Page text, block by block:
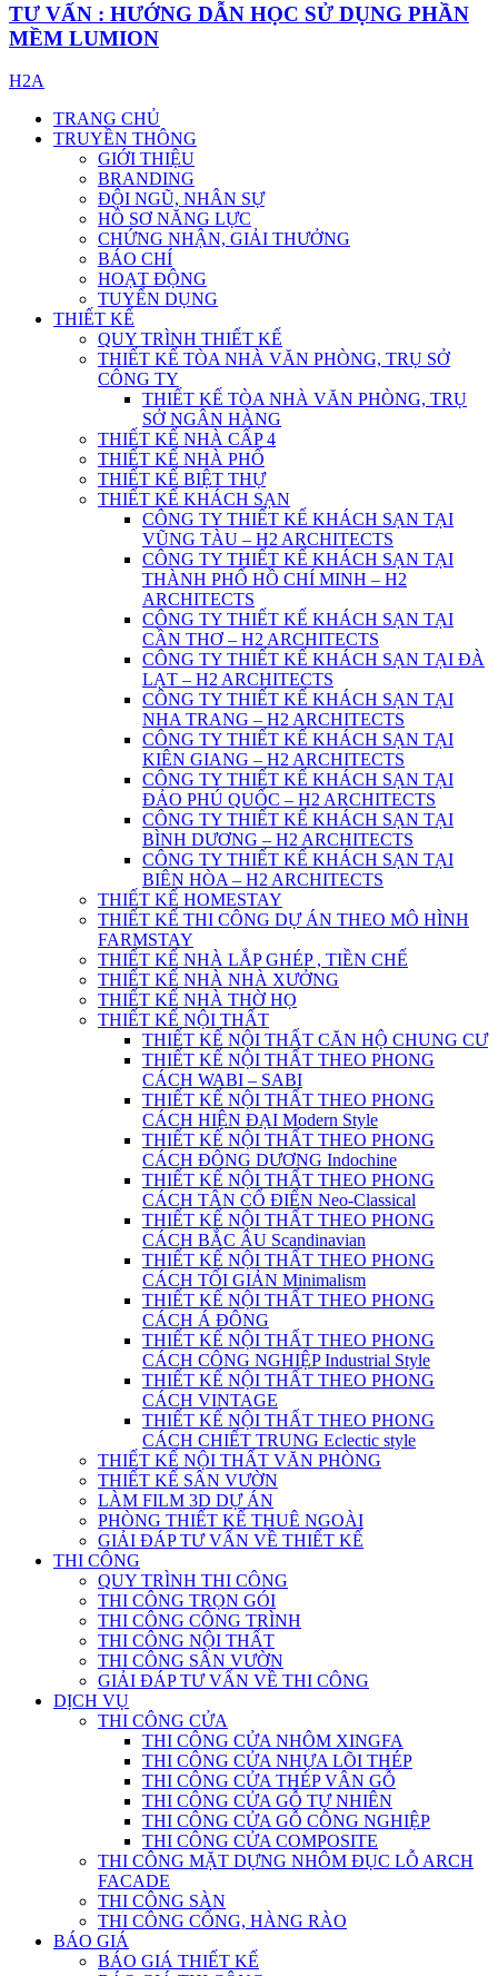
TƯ VẤN : HƯỚNG DẪN HỌC SỬ DỤNG PHẦN
MỀM LUMION
H2A
TRANG CHỦ
TRUYỀN THÔNG
GIỚI THIỆU
BRANDING
ĐỘI NGŨ, NHÂN SỰ
HỒ SƠ NĂNG LỰC
CHỨNG NHẬN, GIẢI THƯỞNG
BÁO CHÍ
HOẠT ĐỘNG
TUYỂN DỤNG
THIẾT KẾ
QUY TRÌNH THIẾT KẾ
THIẾT KẾ TÒA NHÀ VĂN PHÒNG, TRỤ SỞ
CÔNG TY
THIẾT KẾ TÒA NHÀ VĂN PHÒNG, TRỤ
SỞ NGÂN HÀNG
THIẾT KẾ NHÀ CẤP 4
THIẾT KẾ NHÀ PHỐ
THIẾT KẾ BIỆT THỰ
THIẾT KẾ KHÁCH SẠN
CÔNG TY THIẾT KẾ KHÁCH SẠN TẠI
VŨNG TÀU – H2 ARCHITECTS
CÔNG TY THIẾT KẾ KHÁCH SẠN TẠI
THÀNH PHỐ HỒ CHÍ MINH – H2
ARCHITECTS
CÔNG TY THIẾT KẾ KHÁCH SẠN TẠI
CẦN THƠ – H2 ARCHITECTS
CÔNG TY THIẾT KẾ KHÁCH SẠN TẠI ĐÀ
LẠT – H2 ARCHITECTS
CÔNG TY THIẾT KẾ KHÁCH SẠN TẠI
NHA TRANG – H2 ARCHITECTS
CÔNG TY THIẾT KẾ KHÁCH SẠN TẠI
KIÊN GIANG – H2 ARCHITECTS
CÔNG TY THIẾT KẾ KHÁCH SẠN TẠI
ĐẢO PHÚ QUỐC – H2 ARCHITECTS
CÔNG TY THIẾT KẾ KHÁCH SẠN TẠI
BÌNH DƯƠNG – H2 ARCHITECTS
CÔNG TY THIẾT KẾ KHÁCH SẠN TẠI
BIÊN HÒA – H2 ARCHITECTS
THIẾT KẾ HOMESTAY
THIẾT KẾ THI CÔNG DỰ ÁN THEO MÔ HÌNH
FARMSTAY
THIẾT KẾ NHÀ LẮP GHÉP , TIỀN CHẾ
THIẾT KẾ NHÀ NHÀ XƯỞNG
THIẾT KẾ NHÀ THỜ HỌ
THIẾT KẾ NỘI THẤT
THIẾT KẾ NỘI THẤT CĂN HỘ CHUNG CƯ
THIẾT KẾ NỘI THẤT THEO PHONG
CÁCH WABI – SABI
THIẾT KẾ NỘI THẤT THEO PHONG
CÁCH HIỆN ĐẠI Modern Style
THIẾT KẾ NỘI THẤT THEO PHONG
CÁCH ĐÔNG DƯƠNG Indochine
THIẾT KẾ NỘI THẤT THEO PHONG
CÁCH TÂN CỔ ĐIỂN Neo-Classical
THIẾT KẾ NỘI THẤT THEO PHONG
CÁCH BẮC ÂU Scandinavian
THIẾT KẾ NỘI THẤT THEO PHONG
CÁCH TỐI GIẢN Minimalism
THIẾT KẾ NỘI THẤT THEO PHONG
CÁCH Á ĐÔNG
THIẾT KẾ NỘI THẤT THEO PHONG
CÁCH CÔNG NGHIỆP Industrial Style
THIẾT KẾ NỘI THẤT THEO PHONG
CÁCH VINTAGE
THIẾT KẾ NỘI THẤT THEO PHONG
CÁCH CHIẾT TRUNG Eclectic style
THIẾT KẾ NỘI THẤT VĂN PHÒNG
THIẾT KẾ SÂN VƯỜN
LÀM FILM 3D DỰ ÁN
PHÒNG THIẾT KẾ THUÊ NGOÀI
GIẢI ĐÁP TƯ VẤN VỀ THIẾT KẾ
THI CÔNG
QUY TRÌNH THI CÔNG
THI CÔNG TRỌN GÓI
THI CÔNG CÔNG TRÌNH
THI CÔNG NỘI THẤT
THI CÔNG SÂN VƯỜN
GIẢI ĐÁP TƯ VẤN VỀ THI CÔNG
DỊCH VỤ
THI CÔNG CỬA
THI CÔNG CỬA NHÔM XINGFA
THI CÔNG CỬA NHỰA LÕI THÉP
THI CÔNG CỬA THÉP VÂN GỖ
THI CÔNG CỬA GỖ TỰ NHIÊN
THI CÔNG CỬA GỖ CÔNG NGHIỆP
THI CÔNG CỬA COMPOSITE
THI CÔNG MẶT DỰNG NHÔM ĐỤC LỖ ARCH
FACADE
THI CÔNG SÀN
THI CÔNG CỔNG, HÀNG RÀO
BÁO GIÁ
BÁO GIÁ THIẾT KẾ